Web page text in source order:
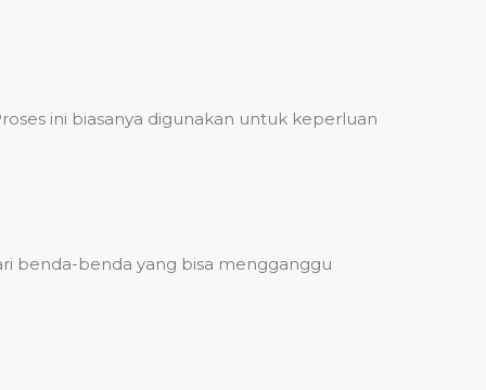
ini biasanya digunakan untuk keperluan
benda-benda yang bisa mengganggu